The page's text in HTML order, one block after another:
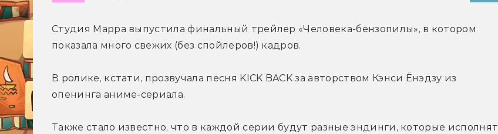
Студия Mappa выпустила финальный трейлер «Человека-бензопилы», в котором
показала много свежих (без спойлеров!) кадров.
В ролике, кстати, прозвучала песня KICK BACK за авторством Кэнси Ёнэдзу из
опенинга аниме-сериала.
Также стало известно, что в каждой серии будут разные эндинги, которые исполнят